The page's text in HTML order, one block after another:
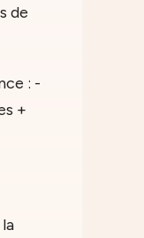
de
: -
+